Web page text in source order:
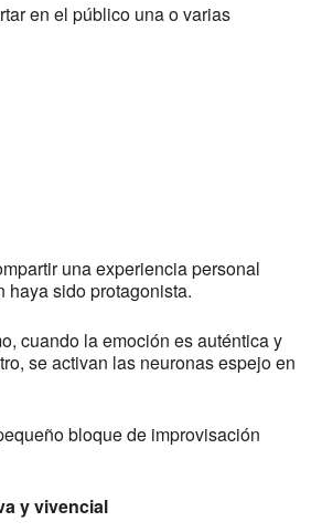
en el público una o varias
una experiencia personal
haya sido protagonista.
cuando la emoción es auténtica y
se activan las neuronas espejo en
bloque de improvisación
y vivencial